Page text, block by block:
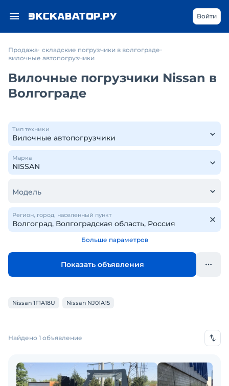
Войти
Продажа складские погрузчики в волгограде
вилочные автопогрузчики
Вилочные погрузчики Nissan в
Волгограде
Тип техники
Марка
Модель
Регион, город, населенный пункт
Больше параметров
Показать объявления
Nissan 1F1A18U Nissan NJ01A15
Найдено 1 объявление